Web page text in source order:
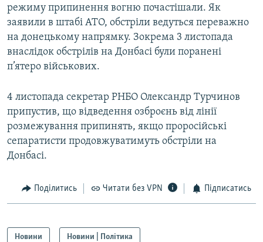
режиму припинення вогню почастішали. Як
заявили в штабі АТО, обстріли ведуться переважно
на донецькому напрямку. Зокрема 3 листопада
внаслідок обстрілів на Донбасі були поранені
п’ятеро військових.
4 листопада секретар РНБО Олександр Турчинов
припустив, що відведення озброєнь від лінії
розмежування припинять, якщо проросійські
сепаратисти продовжуватимуть обстріли на
Донбасі.
Поділитись Читати без VPN Підписатись
Новини Новини | Політика